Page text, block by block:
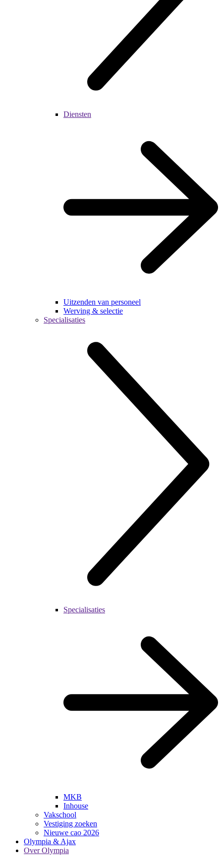
Diensten
Uitzenden van personeel
Werving & selectie
Specialisaties
Specialisaties
MKB
Inhouse
Vakschool
Vestiging zoeken
Nieuwe cao 2026
Olympia & Ajax
Over Olympia